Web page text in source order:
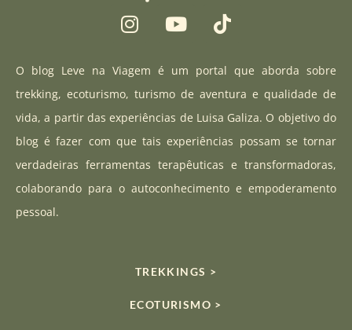
I
n
t
a
g
a
m
Y
o
t
u
b
T
i
t
o
k
O blog Leve na Viagem é um portal que aborda sobre
trekking, ecoturismo, turismo de aventura e qualidade de
vida, a partir das experiências de Luisa Galiza. O objetivo do
blog é fazer com que tais experiências possam se tornar
verdadeiras ferramentas terapêuticas e transformadoras,
colaborando para o autoconhecimento e empoderamento
pessoal.
TREKKINGS >
ECOTURISMO >